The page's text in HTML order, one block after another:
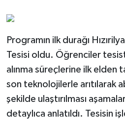
Programın ilk durağı
Tesisi oldu. Öğrenciler
alınma süreçlerine ilk elden
son teknolojilerle arıtılarak
şekilde ulaştırılması
detaylıca anlatıldı. Tesisin